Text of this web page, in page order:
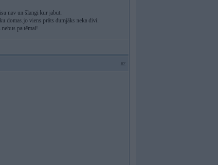
nav un šlangi kur jabūt.
domas.jo viens prāts dumjāks neka divi.
pa tēmai!
#2